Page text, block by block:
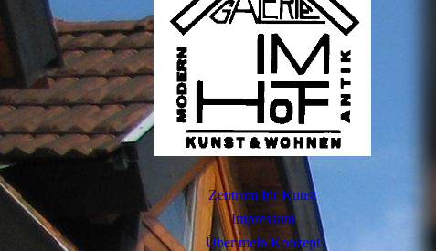
Zentrum für Kunst
Impressum
Über mein Konzept